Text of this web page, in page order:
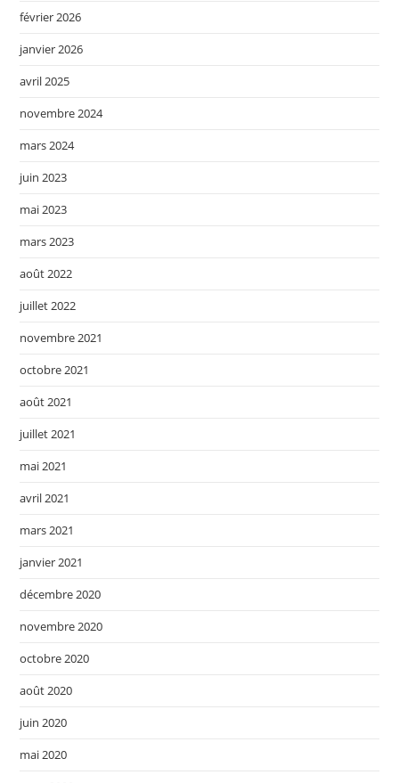
février 2026
janvier 2026
avril 2025
novembre 2024
mars 2024
juin 2023
mai 2023
mars 2023
août 2022
juillet 2022
novembre 2021
octobre 2021
août 2021
juillet 2021
mai 2021
avril 2021
mars 2021
janvier 2021
décembre 2020
novembre 2020
octobre 2020
août 2020
juin 2020
mai 2020